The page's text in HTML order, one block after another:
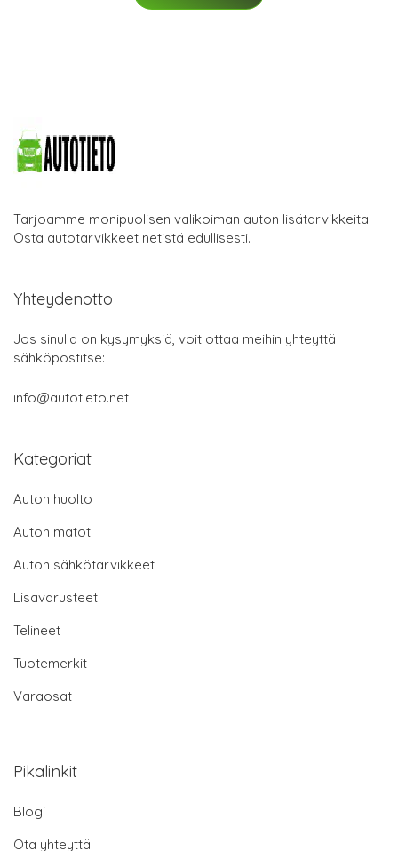
Tarjoamme monipuolisen valikoiman auton lisätarvikkeita.
Osta autotarvikkeet netistä edullisesti.
Yhteydenotto
Jos sinulla on kysymyksiä, voit ottaa meihin yhteyttä
sähköpostitse:
info@autotieto.net
Kategoriat
Auton huolto
Auton matot
Auton sähkötarvikkeet
Lisävarusteet
Telineet
Tuotemerkit
Varaosat
Pikalinkit
Blogi
Ota yhteyttä